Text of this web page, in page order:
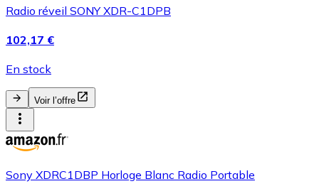
Radio réveil SONY XDR-C1DPB
102,17 €
En stock
Voir l’offre
Sony XDRC1DBP Horloge Blanc Radio Portable